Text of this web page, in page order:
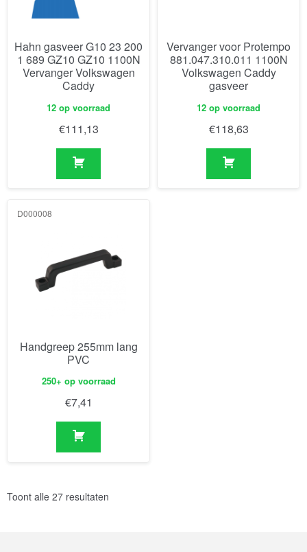
Hahn gasveer G10 23 200
1 689 GZ10 GZ10 1100N
Vervanger Volkswagen
Caddy
12 op voorraad
€111,13
Vervanger voor Protempo
881.047.310.011 1100N
Volkswagen Caddy
gasveer
12 op voorraad
€118,63
D000008
Handgreep 255mm lang
PVC
250+ op voorraad
€7,41
Toont alle 27 resultaten